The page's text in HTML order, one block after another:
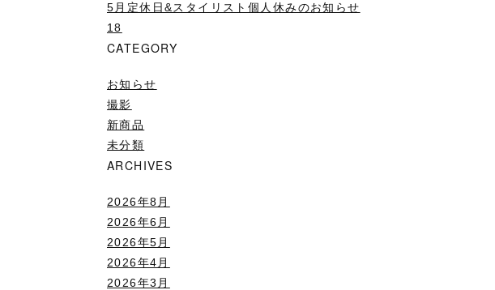
5月定休日&スタイリスト個人休みのお知らせ
18
CATEGORY
お知らせ
撮影
新商品
未分類
ARCHIVES
2026年8月
2026年6月
2026年5月
2026年4月
2026年3月